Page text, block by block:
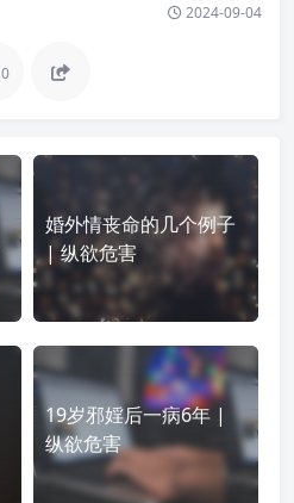
2024-09-04
0
婚外情丧命的几个例子
| 纵欲危害
19岁邪婬后一病6年 |
纵欲危害